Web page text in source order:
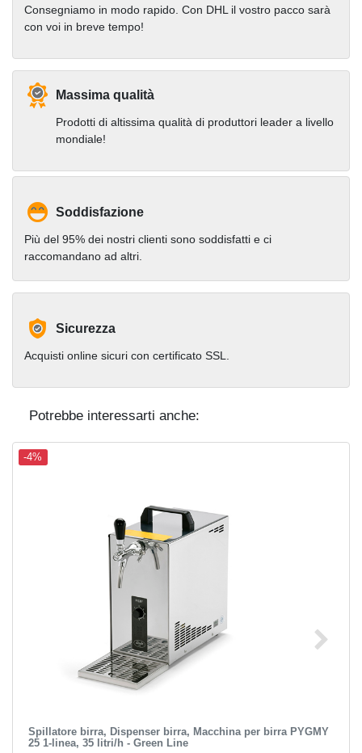
Consegniamo in modo rapido. Con DHL il vostro pacco sarà
con voi in breve tempo!
Massima qualità
Prodotti di altissima qualità di produttori leader a livello
mondiale!
Soddisfazione
Più del 95% dei nostri clienti sono soddisfatti e ci
raccomandano ad altri.
Sicurezza
Acquisti online sicuri con certificato SSL.
Potrebbe interessarti anche:
-4%
Spillatore birra, Dispenser birra, Macchina per birra PYGMY
25 1-linea, 35 litri/h - Green Line